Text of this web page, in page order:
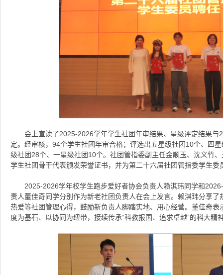
会上宣读了2025-2026学年学生社团年审结果、星级评定结果
定。经审核，94个学生社团年审合格；评选出五星级社团10个、四
级社团28个、一星级社团10个。社团管指委副主任金顺玉、沈义竹
学生社团骨干代表颁发荣誉证书，并为第二十六届社团管指委学生委
2025-2026学年校学生跑步爱好者协会负责人赖淇玮同学和
责人董佳奇同学分别作为新老社团负责人在会上发言。赖淇玮分享
热爱等社团管理心得，鼓励新负责人脚踏实地、用心经营。董佳奇
度为基石、以协同为纽带，接续传承“科教报国、追求卓越”的科大精